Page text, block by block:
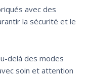
avec des
la sécurité et le
delà des modes
soin et attention